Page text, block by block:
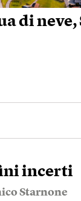
di
incerti
Starnone